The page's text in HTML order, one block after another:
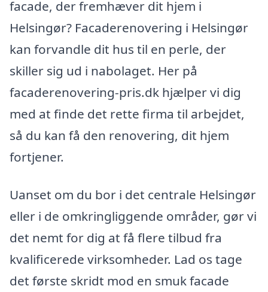
facade, der fremhæver dit hjem i
Helsingør? Facaderenovering i Helsingør
kan forvandle dit hus til en perle, der
skiller sig ud i nabolaget. Her på
facaderenovering-pris.dk hjælper vi dig
med at finde det rette firma til arbejdet,
så du kan få den renovering, dit hjem
fortjener.
Uanset om du bor i det centrale Helsingør
eller i de omkringliggende områder, gør vi
det nemt for dig at få flere tilbud fra
kvalificerede virksomheder. Lad os tage
det første skridt mod en smuk facade